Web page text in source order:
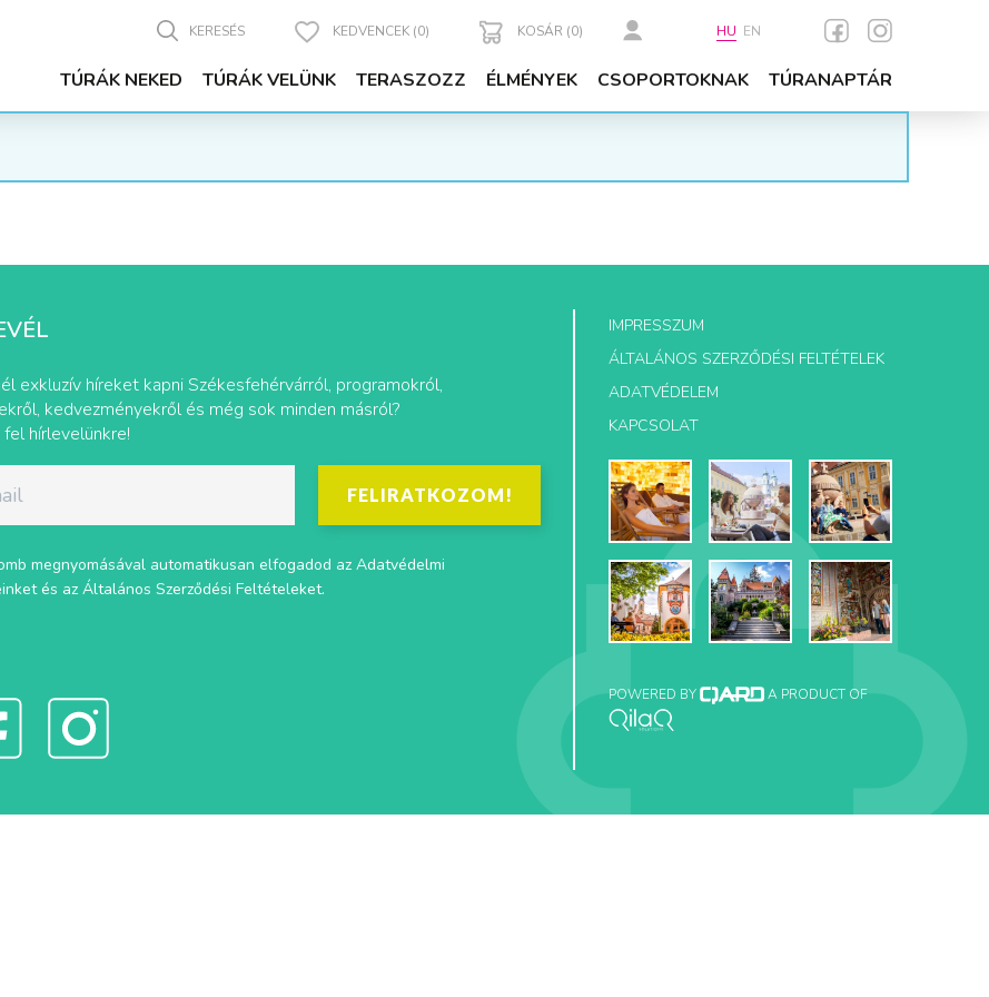
TÚRÁK NEKED TÚRÁK VELÜNK TERASZOZZ ÉLMÉNYEK CSOPORTOKNAK TÚRANAPTÁR
KERESÉS KEDVENCEK (0) KOSÁR (0) HU EN
exkluzív híreket kapni Székesfehérvárról, programokról,
kedvezményekről és még sok minden másról?
fel hírlevelünkre!
FELIRATKOZOM!
megnyomásával automatikusan elfogadod az Adatvédelmi
és az Általános Szerződési Feltételeket.
IMPRESSZUM
ÁLTALÁNOS SZERZŐDÉSI FELTÉTELEK
ADATVÉDELEM
KAPCSOLAT
POWERED BY A PRODUCT OF